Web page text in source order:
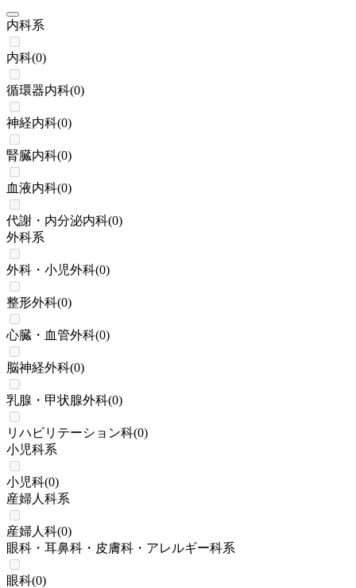
内科系
内科(0)
循環器内科(0)
神経内科(0)
腎臓内科(0)
血液内科(0)
代謝・内分泌内科(0)
外科系
外科・小児外科(0)
整形外科(0)
心臓・血管外科(0)
脳神経外科(0)
乳腺・甲状腺外科(0)
リハビリテーション科(0)
小児科系
小児科(0)
産婦人科系
産婦人科(0)
眼科・耳鼻科・皮膚科・アレルギー科系
眼科(0)